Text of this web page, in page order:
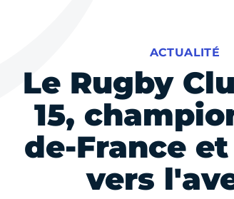
Le Rugby
15,
de-France
vers
ACTUALITÉ